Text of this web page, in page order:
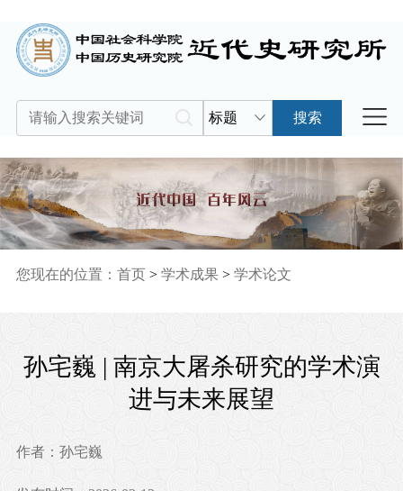
标题 搜索
您现在的位置： 首页> 学术成果> 学术论文
孙宅巍 | 南京大屠杀研究的学术演
进与未来展望
作者：孙宅巍